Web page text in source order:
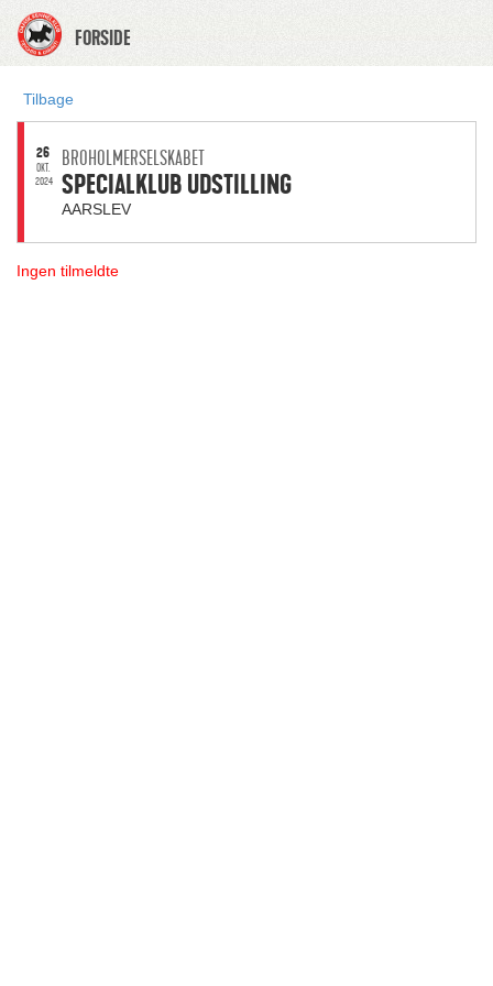
FORSIDE
Tilbage
26
OKT.
2024
BROHOLMERSELSKABET
SPECIALKLUB UDSTILLING
AARSLEV
Ingen tilmeldte